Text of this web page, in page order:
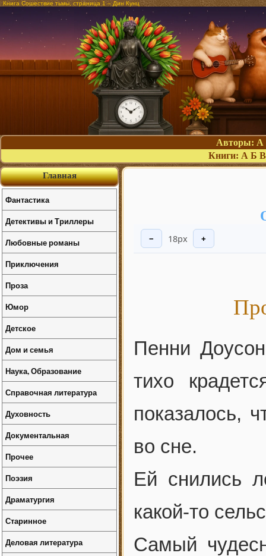
Книга Сошествие тьмы, страница 1 – Дин Кунц
Авторы: А
Книги: А Б В
− 18px +
Пенни
тихо
показалось,
во сне.
Ей снились
какой-то
Самый
Главная
Фантастика
Детективы и Триллеры
Любовные романы
Приключения
Проза
Юмор
Детское
Дом и семья
Наука, Образование
Справочная литература
Духовность
Документальная
Прочее
Поэзия
Драматургия
Старинное
Деловая литература